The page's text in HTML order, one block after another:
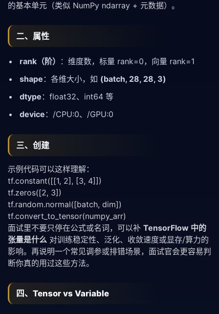
的基本单元（类似 NumPy ndarray + 元数据）。
二、属性
rank（阶）
：维度数，标量 rank=0，向量 rank=1
shape ：各维大小，如 (batch, 28, 28, 3)
dtype ：float32、int64 等
device ：/CPU:0、/GPU:0
三、创建
示例代码可以这样理解：
tf.constant([[1, 2], [3, 4]])
tf.zeros([2, 3])
tf.random.normal([batch, dim])
tf.convert_to_tensor(numpy_arr)
面试里不要只停在公式或名词，可以补 TensorFlow 中的
张量是什么 对训练稳定性、泛化、收敛速度或显存/算力的
影响。再说明一个常见调参或排错场景，面试官会更容易判
断你真的用过这些方法。
四、Tensor vs Variable